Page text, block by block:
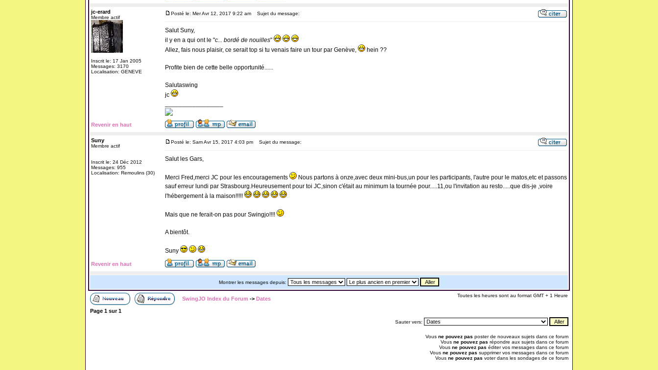
jc-erard
Membre actif
Inscrit le: 17 Jan 2005
Messages: 3170
Localisation: GENEVE
Posté le: Mer Avr 12, 2017 9:22 am Sujet du message:
Salut Suny,
il y en a qui ont le "c... bordé de nouilles"
Allez, fais nous plaisir, ce serait top si tu venais faire un tour par Genève,
hein ??
Profite bien de cette belle opportunité......
Salutaswing
jc
Revenir en haut
Suny
Membre actif
Inscrit le: 24 Déc 2012
Messages: 955
Localisation: Remoulins (30)
Posté le: Sam Avr 15, 2017 4:03 pm Sujet du message:
Salut les Gars,
Merci Fred,merci JC pour les encouragements
Nous partons à onze,avec deux mini-bus,un pour les participants, l'autre pour le matos,etc et passons
sauf erreur lundi par Strasbourg.Heureusement pour toi JC,sinon c'était au minimum la tournée pour.....11,ou l'invitation au resto.....que dis-je ,voire
l'hébergement à la maison!!!!!
Mais que ne ferait-on pas pour Swingjo!!!!
A bientôt.
Suny
Revenir en haut
Montrer les messages depuis:
SwingJO Index du Forum -> Dates
Toutes les heures sont au format GMT + 1 Heure
Page 1 sur1
Sauter vers:
Vous ne pouvez pas poster de nouveaux sujets dans ce forum
Vous ne pouvez pas répondre aux sujets dans ce forum
Vous ne pouvez pas éditer vos messages dans ce forum
Vous ne pouvez pas supprimer vos messages dans ce forum
Vous ne pouvez pas voter dans les sondages de ce forum